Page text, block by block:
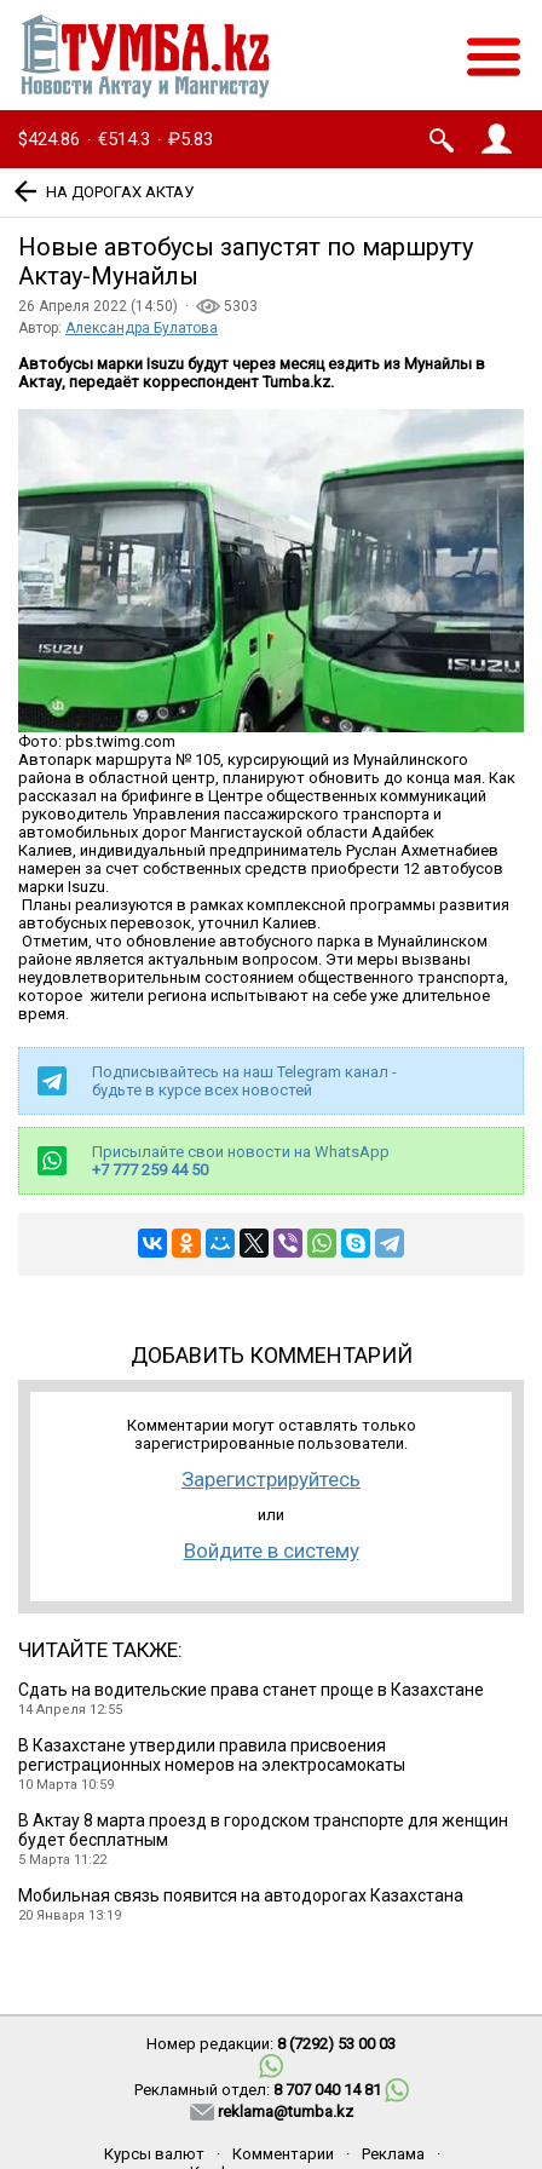
$424.86 · €514.3 · ₽5.83
НА ДОРОГАХ АКТАУ
Новые автобусы запустят по маршруту
Актау-Мунайлы
26 Апреля 2022 (14:50) ·
5303
Автор: Александра Булатова
Автобусы марки Isuzu будут через месяц ездить из Мунайлы в
Актау, передаёт корреспондент Tumba.kz.
Фото: pbs.twimg.com
Автопарк маршрута № 105, курсирующий из Мунайлинского
района в областной центр, планируют обновить до конца мая. Как
рассказал на брифинге в Центре общественных коммуникаций
руководитель Управления пассажирского транспорта и
автомобильных дорог Мангистауской области Адайбек
Калиев, индивидуальный предприниматель Руслан Ахметнабиев
намерен за счет собственных средств приобрести 12 автобусов
марки Isuzu.
Планы реализуются в рамках комплексной программы развития
автобусных перевозок, уточнил Калиев.
Отметим, что обновление автобусного парка в Мунайлинском
районе является актуальным вопросом. Эти меры вызваны
неудовлетворительным состоянием общественного транспорта,
которое жители региона испытывают на себе уже длительное
время.
Подписывайтесь на наш Telegram канал -
будьте в курсе всех новостей
Присылайте свои новости на WhatsApp
+7 777 259 44 50
ДОБАВИТЬ КОММЕНТАРИЙ
Комментарии могут оставлять только
зарегистрированные пользователи.
Зарегистрируйтесь
или
Войдите в систему
ЧИТАЙТЕ ТАКЖЕ:
Сдать на водительские права станет проще в Казахстане
14 Апреля 12:55
В Казахстане утвердили правила присвоения
регистрационных номеров на электросамокаты
10 Марта 10:59
В Актау 8 марта проезд в городском транспорте для женщин
будет бесплатным
5 Марта 11:22
Мобильная связь появится на автодорогах Казахстана
20 Января 13:19
Номер редакции: 8 (7292) 53 00 03
Рекламный отдел: 8 707 040 14 81
reklama@tumba.kz
Курсы валют · Комментарии · Реклама
·